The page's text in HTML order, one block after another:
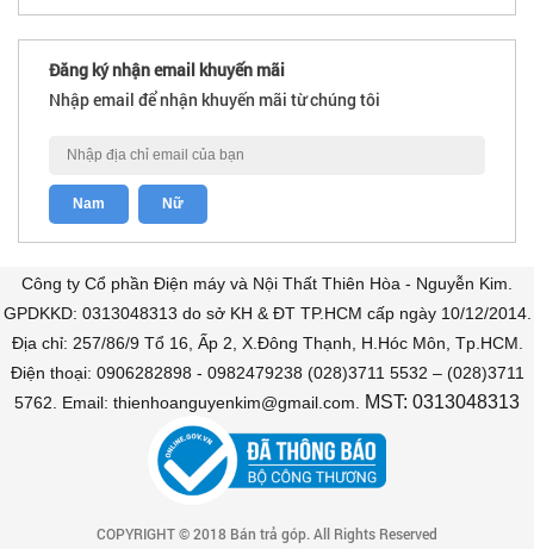
Đăng ký nhận email khuyến mãi
Nhập email để nhận khuyến mãi từ chúng tôi
Công ty Cổ phần Điện máy và Nội Thất Thiên Hòa - Nguyễn Kim.
GPDKKD: 0313048313 do sở KH & ĐT TP.HCM cấp ngày 10/12/2014.
Địa chỉ: 257/86/9 Tổ 16, Ấp 2, X.Đông Thạnh, H.Hóc Môn, Tp.HCM.
Điện thoại: 0906282898 - 0982479238 (028)3711 5532 – (028)3711
5762. Email: thienhoanguyenkim@gmail.com.
MST: 0313048313
COPYRIGHT © 2018 Bán trả góp. All Rights Reserved